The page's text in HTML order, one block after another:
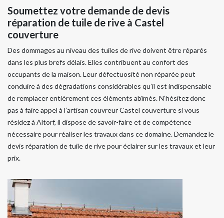
Soumettez votre demande de devis
réparation de tuile de rive à Castel
couverture
Des dommages au niveau des tuiles de rive doivent être réparés
dans les plus brefs délais. Elles contribuent au confort des
occupants de la maison. Leur défectuosité non réparée peut
conduire à des dégradations considérables qu’il est indispensable
de remplacer entièrement ces éléments abîmés. N’hésitez donc
pas à faire appel à l’artisan couvreur Castel couverture si vous
résidez à Altorf, il dispose de savoir-faire et de compétence
nécessaire pour réaliser les travaux dans ce domaine. Demandez le
devis réparation de tuile de rive pour éclairer sur les travaux et leur
prix.